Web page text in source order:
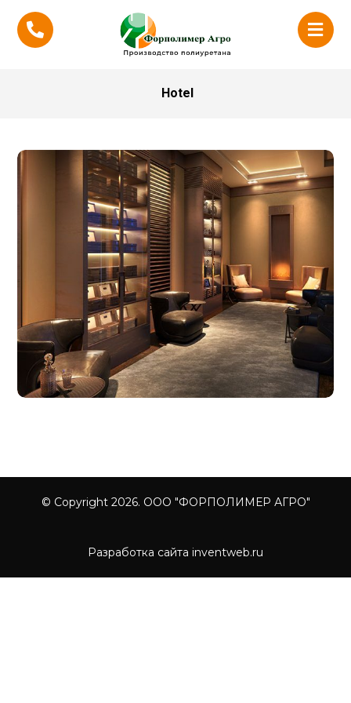
Hotel
© Copyright 2026. ООО "ФОРПОЛИМЕР АГРО"
Разработка сайта inventweb.ru